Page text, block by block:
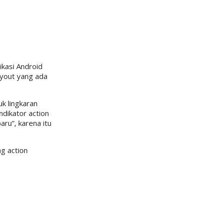
Android
yang ada
lingkaran
action
karena itu
action